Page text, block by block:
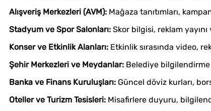
Alışveriş Merkezleri (AVM): Mağaza tanıtımları,
Stadyum ve Spor Salonları: Skor bilgisi, reklam
Konser ve Etkinlik Alanları: Etkinlik sırasında video,
Şehir Merkezleri ve Meydanlar: Belediye bilgilendirme
Banka ve Finans Kuruluşları: Güncel döviz kurları,
Oteller ve Turizm Tesisleri: Misafirlere duyuru,